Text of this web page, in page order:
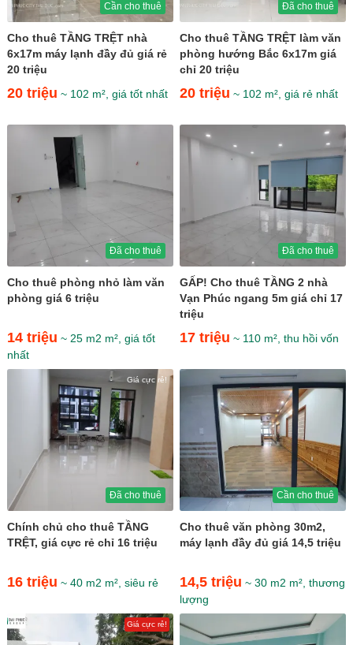
Cần cho thuê
Cho thuê TẦNG TRỆT nhà
6x17m máy lạnh đầy đủ giá rẻ
20 triệu
20 triệu ~ 102 m², giá tốt nhất
Đã cho thuê
Cho thuê TẦNG TRỆT làm văn
phòng hướng Bắc 6x17m giá
chỉ 20 triệu
20 triệu ~ 102 m², giá rẻ nhất
Đã cho thuê
Cho thuê phòng nhỏ làm văn
phòng giá 6 triệu
14 triệu ~ 25 m2 m², giá tốt
nhất
Đã cho thuê
GẤP! Cho thuê TẦNG 2 nhà
Vạn Phúc ngang 5m giá chỉ 17
triệu
17 triệu ~ 110 m², thu hồi vốn
Giá cực rẻ!
Đã cho thuê
Chính chủ cho thuê TẦNG
TRỆT, giá cực rẻ chỉ 16 triệu
16 triệu ~ 40 m2 m², siêu rẻ
Cần cho thuê
Cho thuê văn phòng 30m2,
máy lạnh đầy đủ giá 14,5 triệu
14,5 triệu ~ 30 m2 m², thương
lượng
Giá cực rẻ!